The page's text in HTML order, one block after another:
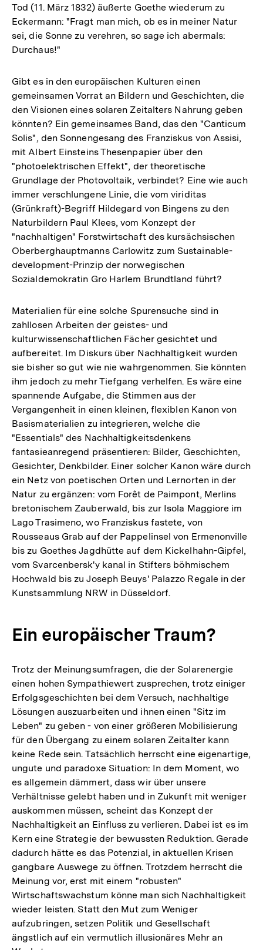
Tod (11. März 1832) äußerte Goethe wiederum zu
Eckermann: "Fragt man mich, ob es in meiner Natur
sei, die Sonne zu verehren, so sage ich abermals:
Durchaus!"
Gibt es in den europäischen Kulturen einen
gemeinsamen Vorrat an Bildern und Geschichten, die
den Visionen eines solaren Zeitalters Nahrung geben
könnten? Ein gemeinsames Band, das den "Canticum
Solis", den Sonnengesang des Franziskus von Assisi,
mit Albert Einsteins Thesenpapier über den
"photoelektrischen Effekt", der theoretische
Grundlage der Photovoltaik, verbindet? Eine wie auch
immer verschlungene Linie, die vom viriditas
(Grünkraft)-Begriff Hildegard von Bingens zu den
Naturbildern Paul Klees, vom Konzept der
"nachhaltigen" Forstwirtschaft des kursächsischen
Oberberghauptmanns Carlowitz zum Sustainable-
development-Prinzip der norwegischen
Sozialdemokratin Gro Harlem Brundtland führt?
Materialien für eine solche Spurensuche sind in
zahllosen Arbeiten der geistes- und
kulturwissenschaftlichen Fächer gesichtet und
aufbereitet. Im Diskurs über Nachhaltigkeit wurden
sie bisher so gut wie nie wahrgenommen. Sie könnten
ihm jedoch zu mehr Tiefgang verhelfen. Es wäre eine
spannende Aufgabe, die Stimmen aus der
Vergangenheit in einen kleinen, flexiblen Kanon von
Basismaterialien zu integrieren, welche die
"Essentials" des Nachhaltigkeitsdenkens
fantasieanregend präsentieren: Bilder, Geschichten,
Gesichter, Denkbilder. Einer solcher Kanon wäre durch
ein Netz von poetischen Orten und Lernorten in der
Natur zu ergänzen: vom Forêt de Paimpont, Merlins
bretonischem Zauberwald, bis zur Isola Maggiore im
Lago Trasimeno, wo Franziskus fastete, von
Rousseaus Grab auf der Pappelinsel von Ermenonville
bis zu Goethes Jagdhütte auf dem Kickelhahn-Gipfel,
vom Svarcenbersk'y kanal in Stifters böhmischem
Hochwald bis zu Joseph Beuys' Palazzo Regale in der
Kunstsammlung NRW in Düsseldorf.
Ein europäischer Traum?
Trotz der Meinungsumfragen, die der Solarenergie
einen hohen Sympathiewert zusprechen, trotz einiger
Erfolgsgeschichten bei dem Versuch, nachhaltige
Lösungen auszuarbeiten und ihnen einen "Sitz im
Leben" zu geben - von einer größeren Mobilisierung
für den Übergang zu einem solaren Zeitalter kann
keine Rede sein. Tatsächlich herrscht eine eigenartige,
ungute und paradoxe Situation: In dem Moment, wo
es allgemein dämmert, dass wir über unsere
Verhältnisse gelebt haben und in Zukunft mit weniger
auskommen müssen, scheint das Konzept der
Nachhaltigkeit an Einfluss zu verlieren. Dabei ist es im
Kern eine Strategie der bewussten Reduktion. Gerade
dadurch hätte es das Potenzial, in aktuellen Krisen
gangbare Auswege zu öffnen. Trotzdem herrscht die
Meinung vor, erst mit einem "robusten"
Wirtschaftswachstum könne man sich Nachhaltigkeit
wieder leisten. Statt den Mut zum Weniger
aufzubringen, setzen Politik und Gesellschaft
ängstlich auf ein vermutlich illusionäres Mehr an